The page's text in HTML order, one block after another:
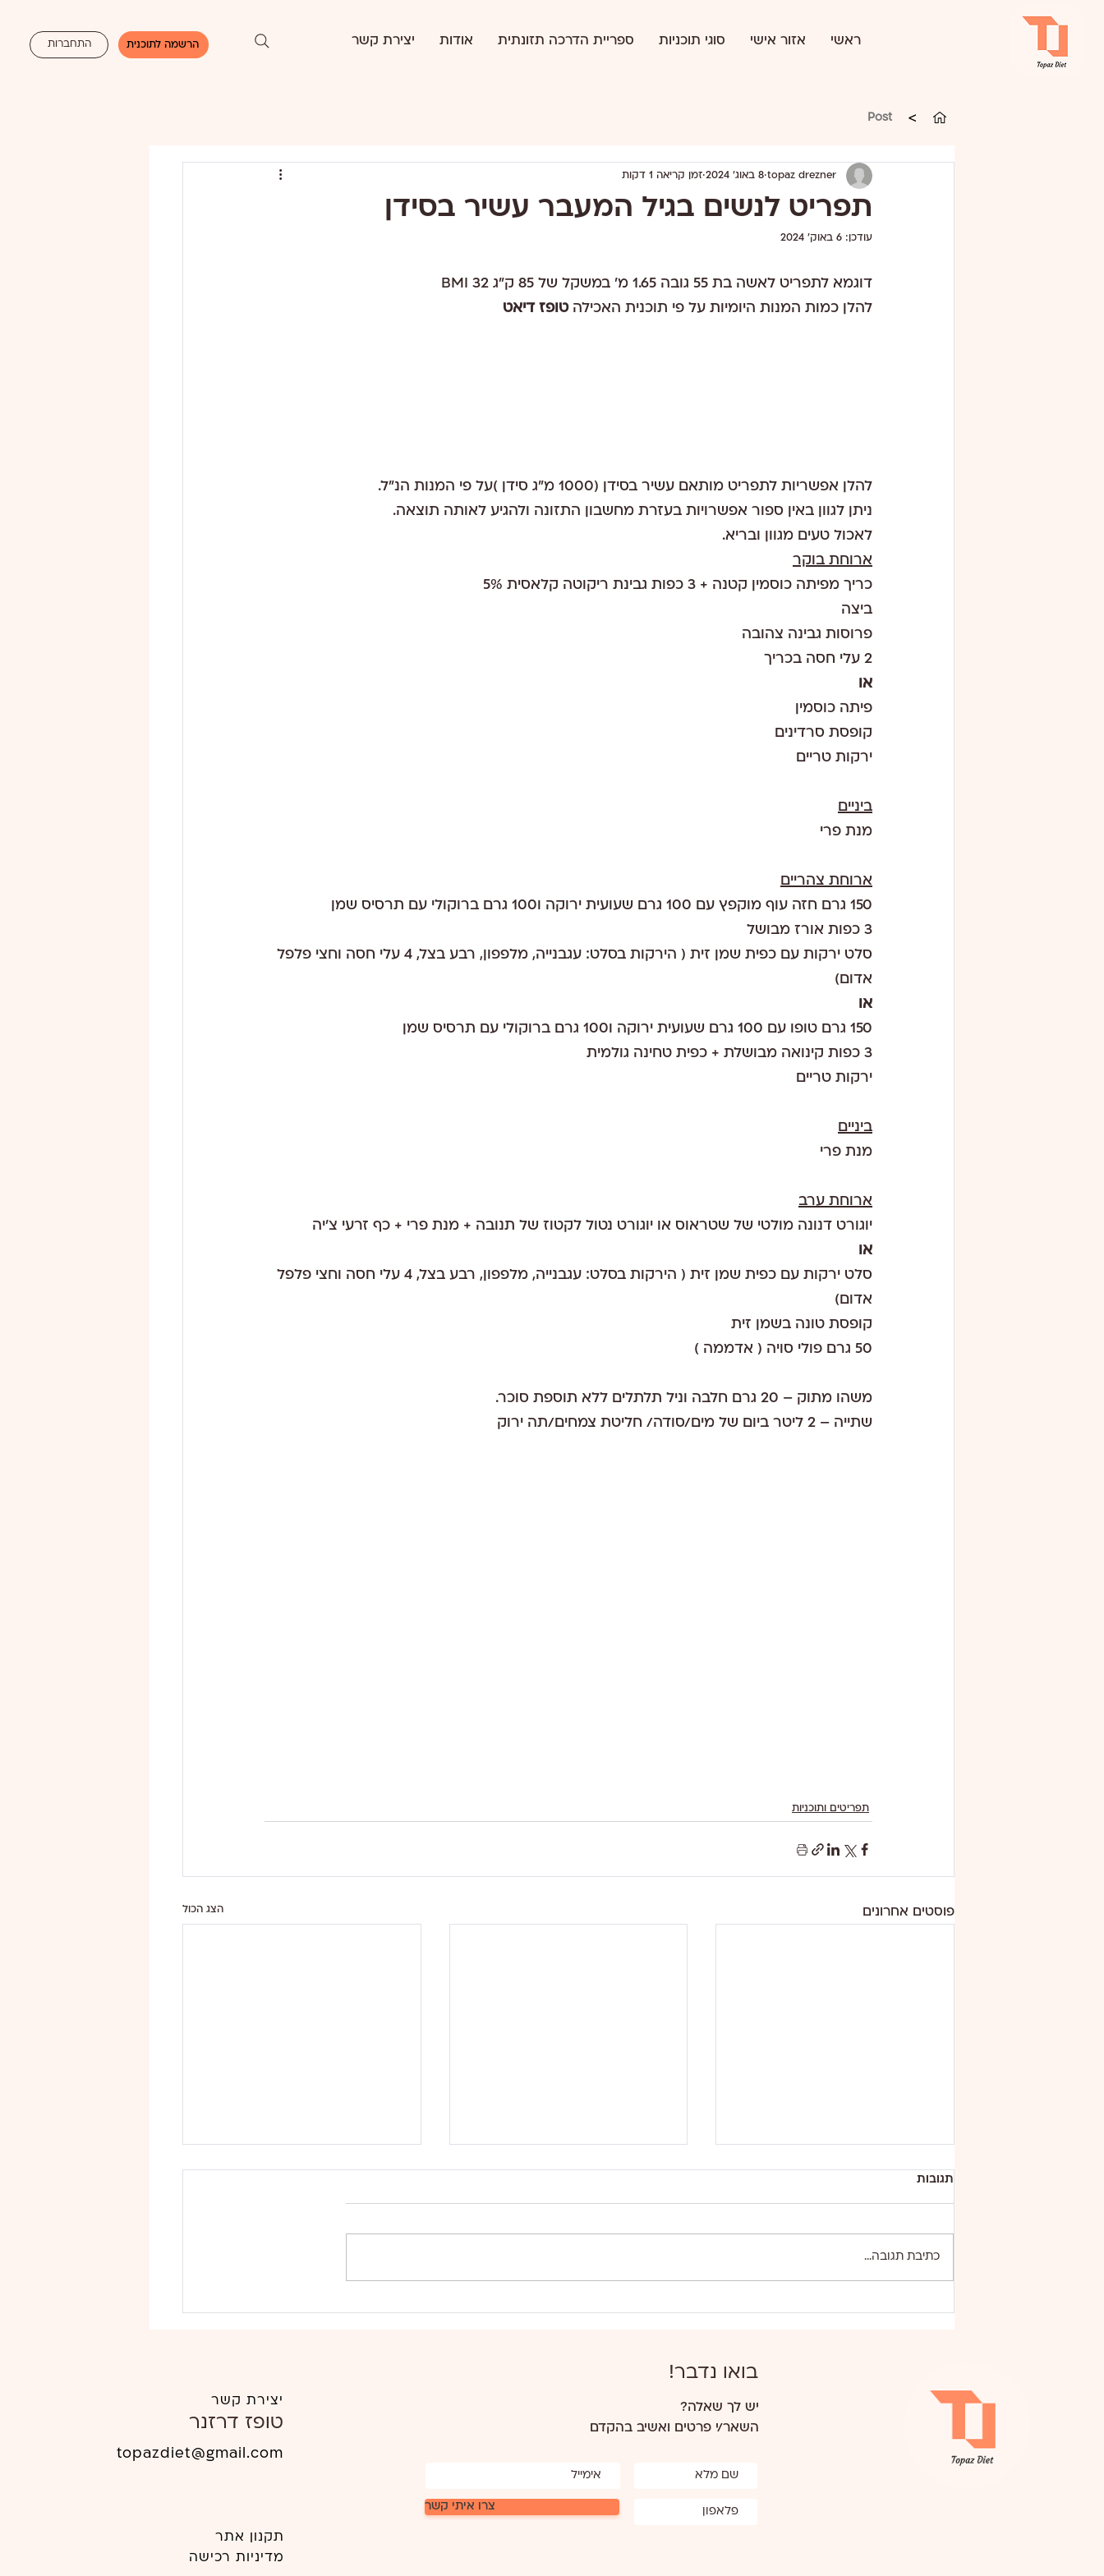
התחברות הרשמה לתוכנית ראשי אזור אישי סוגי תוכניות ספריית הדרכה תזונתית אודות יצירת קשר
>
Post
תפריט לנשים בגיל המעבר עשיר בסידן
topaz drezner 8 באוג׳ 2024 זמן קריאה 1 דקות
עודכן: 6 באוק׳ 2024
דוגמא לתפריט לאשה בת 55 גובה 1.65 מ' במשקל של 85 ק"ג BMI 32
להלן כמות המנות היומיות על פי תוכנית האכילה טופז דיאט
להלן אפשריות לתפריט מותאם עשיר בסידן (1000 מ"ג סידן )על פי המנות הנ"ל.
ניתן לגוון באין ספור אפשרויות בעזרת מחשבון התזונה ולהגיע לאותה תוצאה.
לאכול טעים מגוון ובריא.
ארוחת בוקר
כריך מפיתה כוסמין קטנה + 3 כפות גבינת ריקוטה קלאסית 5%
ביצה
פרוסות גבינה צהובה
2 עלי חסה בכריך
או
פיתה כוסמין
קופסת סרדינים
ירקות טריים
ביניים
מנת פרי
ארוחת צהריים
150 גרם חזה עוף מוקפץ עם 100 גרם שעועית ירוקה ו100 גרם ברוקולי עם תרסיס שמן
3 כפות אורז מבושל
סלט ירקות עם כפית שמן זית ( הירקות בסלט: עגבנייה, מלפפון, רבע בצל, 4 עלי חסה וחצי פלפל
אדום)
או
150 גרם טופו עם 100 גרם שעועית ירוקה ו100 גרם ברוקולי עם תרסיס שמן
3 כפות קינואה מבושלת + כפית טחינה גולמית
ירקות טריים
ביניים
מנת פרי
ארוחת ערב
יוגורט דנונה מולטי של שטראוס או יוגורט נטול לקטוז של תנובה + מנת פרי + כף זרעי צ'יה
או
סלט ירקות עם כפית שמן זית ( הירקות בסלט: עגבנייה, מלפפון, רבע בצל, 4 עלי חסה וחצי פלפל
אדום)
קופסת טונה בשמן זית
50 גרם פולי סויה ( אדממה )
משהו מתוק – 20 גרם חלבה וניל תלתלים ללא תוספת סוכר.
שתייה – 2 ליטר ביום של מים/סודה/ חליטת צמחים/תה ירוק
תפריטים ותוכניות
פוסטים אחרונים הצג הכול
תגובות
כתיבת תגובה...
יצירת קשר
טופז דרזנר
topazdiet@gmail.com
תקנון אתר
מדיניות רכישה
בואו נדבר!
יש לך שאלה?
השאר/י פרטים ואשיב בהקדם
צרו איתי קשר